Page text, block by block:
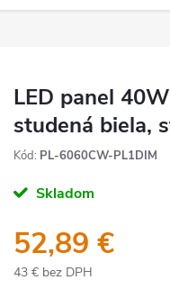
LED panel
studená biela,
Kód: PL-6060CW-PL1DIM
Skladom
52,89 €
43 € bez DPH